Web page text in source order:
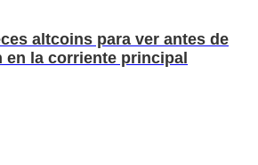
altcoins para ver antes de
en la corriente principal